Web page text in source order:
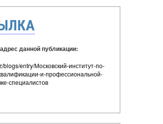
данной публикации:
blogs/entry/Московский-институт-по-
и-профессиональной-
специалистов